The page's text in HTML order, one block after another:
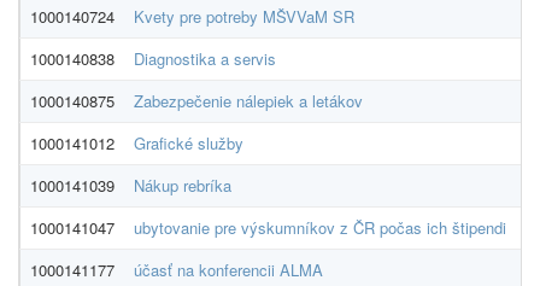
1000140724
Kvety pre potreby MŠVVaM SR
1000140838
Diagnostika a servis
1000140875
Zabezpečenie nálepiek a letákov
1000141012
Grafické služby
1000141039
Nákup rebríka
1000141047
ubytovanie pre výskumníkov z ČR počas ich štipendi
1000141177
účasť na konferencii ALMA